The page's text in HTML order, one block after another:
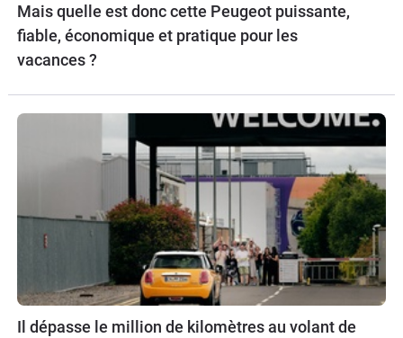
Mais quelle est donc cette Peugeot puissante,
fiable, économique et pratique pour les
vacances ?
Il dépasse le million de kilomètres au volant de